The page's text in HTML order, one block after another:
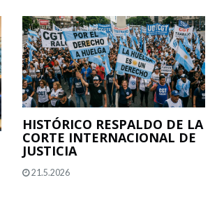
HISTÓRICO RESPALDO DE LA
CORTE INTERNACIONAL DE
JUSTICIA
21.5.2026